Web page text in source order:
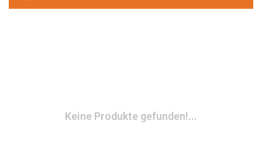
Keine Produkte gefunden!...